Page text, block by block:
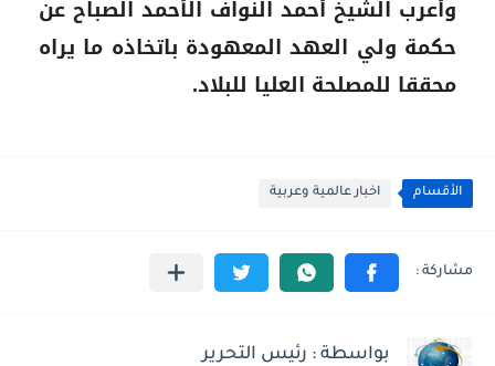
وأعرب الشيخ أحمد النواف الأحمد الصباح عن
حكمة ولي العهد المعهودة باتخاذه ما يراه
محققا للمصلحة العليا للبلاد.
الأقسام اخبار عالمية وعربية
بواسطة : رئيس التحرير